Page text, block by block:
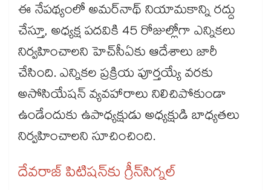
ఈ నేపథ్యంలో అమర్‌‌నాథ్‌‌ నియామకాన్ని రద్దు
చేస్తూ, అధ్యక్ష పదవికి 45 రోజుల్లోగా ఎన్నికలు
నిర్వహించాలని హెచ్‌‌సీఏకు ఆదేశాలు జారీ
చేసింది. ఎన్నికల ప్రక్రియ పూర్తయ్యే వరకు
అసోసియేషన్‌‌ వ్యవహారాలు నిలిచిపోకుండా
ఉండేందుకు ఉపాధ్యక్షుడు అధ్యక్షుడి బాధ్యతలు
నిర్వహించాలని సూచించింది.
దేవరాజ్‌‌ పిటిషన్‌‌కు గ్రీన్‌‌సిగ్నల్‌‌